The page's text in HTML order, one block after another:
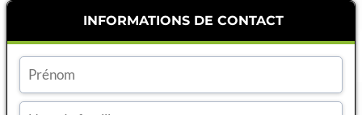
INFORMATIONS DE CONTACT